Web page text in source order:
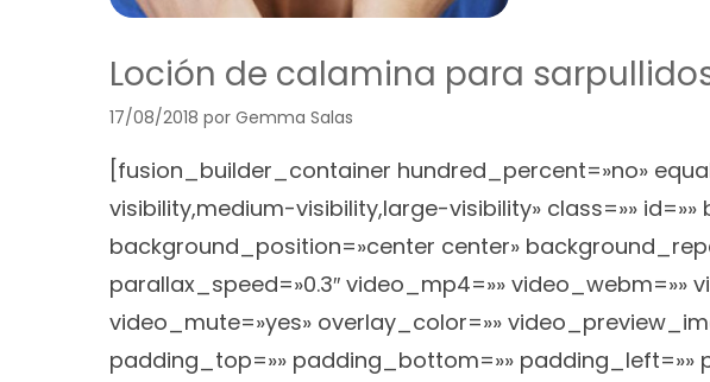
Loción de calamina para
17/08/2018 por Gemma Salas
[fusion_builder_container hundred_percent=»no»
visibility,medium-visibility,large-visibility» class=»»
background_position=»center center»
parallax_speed=»0.3″ video_mp4=»» video_webm=»»
video_mute=»yes» overlay_color=»»
padding_top=»» padding_bottom=»»